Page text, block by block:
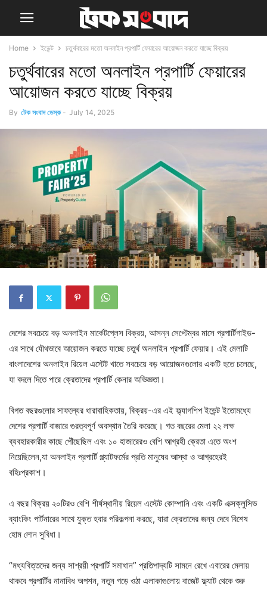
Home ইভেন্ট চতুর্থবারের মতো অনলাইন প্রপার্টি ফেয়ারের আয়োজন করতে যাচ্ছে বিক্রয়
চতুর্থবারের মতো অনলাইন প্রপার্টি ফেয়ারের
আয়োজন করতে যাচ্ছে বিক্রয়
By টেক সংবাদ ডেস্ক - July 14, 2025
দেশের সবচেয়ে বড় অনলাইন মার্কেটপ্লেস বিক্রয়, আসন্ন সেপ্টেম্বর মাসে প্রপার্টিগাইড-
এর সাথে যৌথভাবে আয়োজন করতে যাচ্ছে চতুর্থ অনলাইন প্রপার্টি ফেয়ার। এই মেলাটি
বাংলাদেশের অনলাইন রিয়েল এস্টেট খাতে সবচেয়ে বড় আয়োজনগুলোর একটি হতে চলেছে,
যা বদলে দিতে পারে ক্রেতাদের প্রপার্টি কেনার অভিজ্ঞতা।
বিগত বছরগুলোর সাফল্যের ধারাবাহিকতায়, বিক্রয়-এর এই ফ্ল্যাগশিপ ইভেন্ট ইতোমধ্যে
দেশের প্রপার্টি বাজারে গুরত্বপূর্ণ অবস্থান তৈরি করেছে। গত বছরের মেলা ২২ লক্ষ
ব্যবহারকারীর কাছে পৌঁছেছিল এবং ১০ হাজারেরও বেশি আগ্রহী ক্রেতা এতে অংশ
নিয়েছিলেন,যা অনলাইন প্রপার্টি প্ল্যাটফর্মের প্রতি মানুষের আস্থা ও আগ্রহেরই
বহিঃপ্রকাশ।
এ বছর বিক্রয় ২০টিরও বেশি শীর্ষস্থানীয় রিয়েল এস্টেট কোম্পানি এবং একটি এক্সক্লুসিভ
ব্যাংকিং পার্টনারের সাথে যুক্ত হবার পরিকল্পনা করছে, যারা ক্রেতাদের জন্য দেবে বিশেষ
হোম লোন সুবিধা।
“মধ্যবিত্তদের জন্য সাশ্রয়ী প্রপার্টি সমাধান” প্রতিপাদ্যটি সামনে রেখে এবারের মেলায়
থাকবে প্রপার্টির নানাবিধ অপশন, নতুন গড়ে ওঠা এলাকাগুলোয় বাজেট ফ্ল্যাট থেকে শুরু